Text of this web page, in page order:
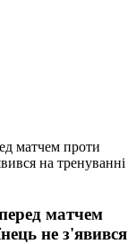
матчем проти
на тренуванні
матчем
не з'явився